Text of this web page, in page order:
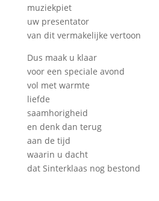
muziekpiet
uw presentator
van dit vermakelijke vertoon
Dus maak u klaar
voor een speciale avond
vol met warmte
liefde
saamhorigheid
en denk dan terug
aan de tijd
waarin u dacht
dat Sinterklaas nog bestond